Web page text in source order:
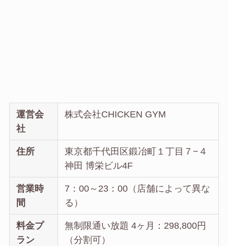
運営会
社
株式会社CHICKEN GYM
住所
東京都千代田区鍛冶町１丁目７−４
神田 博栄ビル4F
営業時
間
7：00～23：00（店舗によって異な
る）
料金プ
ラン
無制限通い放題 4ヶ月：298,800円
（分割可）